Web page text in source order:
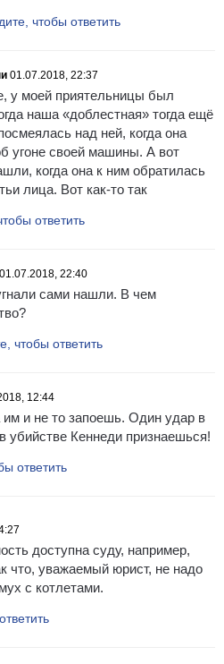
чтобы ответить
01.07.2018, 22:37
у моей приятельницы был
наша «доблестная» тогда ещё
над ней, когда она
угоне своей машины. А вот
когда она к ним обратилась
лица. Вот как-то так
ответить
01.07.2018, 22:40
сами нашли. В чем
чтобы ответить
12:44
им и не то запоешь. Один удар в
убийстве Кеннеди признаешься!
ответить
доступна суду, например,
что, уважаемый юрист, не надо
с котлетами.